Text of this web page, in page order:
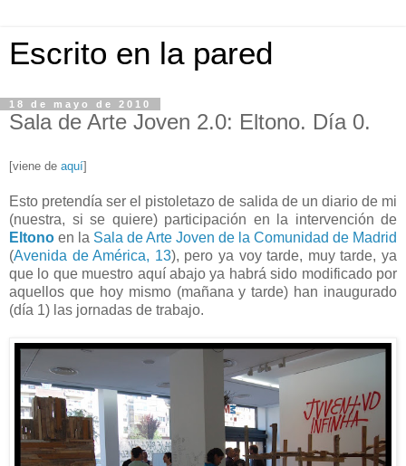
Escrito en la pared
18 de mayo de 2010
Sala de Arte Joven 2.0: Eltono. Día 0.
[viene de aquí]
Esto pretendía ser el pistoletazo de salida de un diario de mi
(nuestra, si se quiere) participación en la intervención de
Eltono en la Sala de Arte Joven de la Comunidad de Madrid
(Avenida de América, 13), pero ya voy tarde, muy tarde, ya
que lo que muestro aquí abajo ya habrá sido modificado por
aquellos que hoy mismo (mañana y tarde) han inaugurado
(día 1) las jornadas de trabajo.